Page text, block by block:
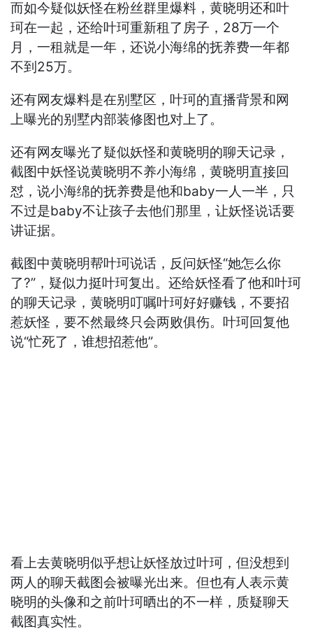
而如今疑似妖怪在粉丝群里爆料，黄晓明还和叶
珂在一起，还给叶珂重新租了房子，28万一个
月，一租就是一年，还说小海绵的抚养费一年都
不到25万。
还有网友爆料是在别墅区，叶珂的直播背景和网
上曝光的别墅内部装修图也对上了。
还有网友曝光了疑似妖怪和黄晓明的聊天记录，
截图中妖怪说黄晓明不养小海绵，黄晓明直接回
怼，说小海绵的抚养费是他和baby一人一半，只
不过是baby不让孩子去他们那里，让妖怪说话要
讲证据。
截图中黄晓明帮叶珂说话，反问妖怪“她怎么你
了?”，疑似力挺叶珂复出。还给妖怪看了他和叶珂
的聊天记录，黄晓明叮嘱叶珂好好赚钱，不要招
惹妖怪，要不然最终只会两败俱伤。叶珂回复他
说“忙死了，谁想招惹他”。
看上去黄晓明似乎想让妖怪放过叶珂，但没想到
两人的聊天截图会被曝光出来。但也有人表示黄
晓明的头像和之前叶珂晒出的不一样，质疑聊天
截图真实性。